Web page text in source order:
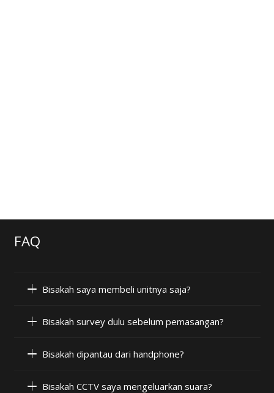
FAQ
Bisakah saya membeli unitnya saja?
Bisakah survey dulu sebelum pemasangan?
Bisakah dipantau dari handphone?
Bisakah CCTV saya mengeluarkan suara?